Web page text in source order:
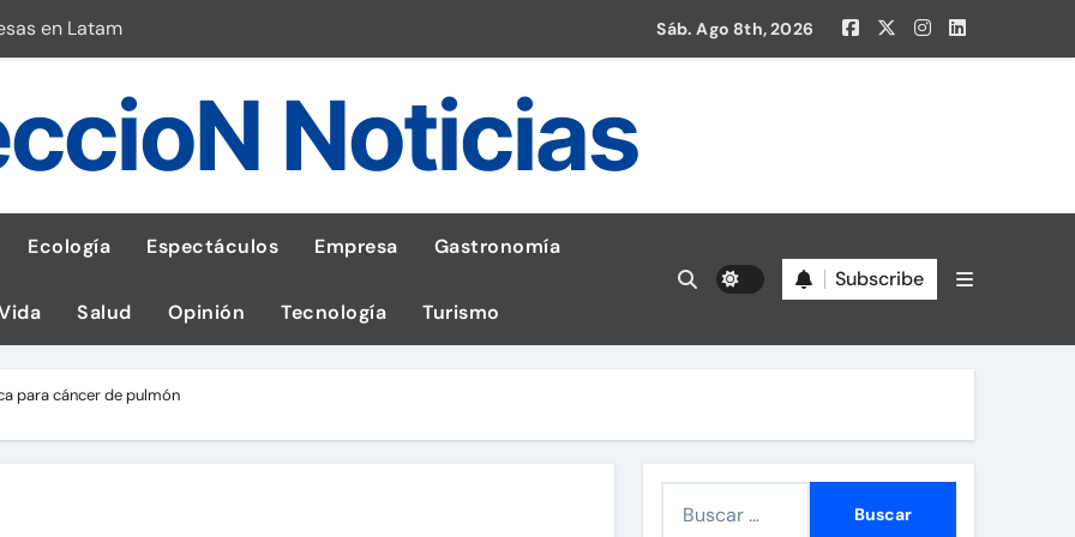
en Latam
de hígado
de GEI en sus operaciones
de celular según OSIPTEL
¡Descarga la app de Meridianbet y gana una jugada gratis en la Liga 1!
Sáb. Ago 8th, 2026
Noticias
Ecología Espectáculos Empresa Gastronomía
Salud Opinión Tecnología Turismo
Subscribe
para cáncer de pulmón